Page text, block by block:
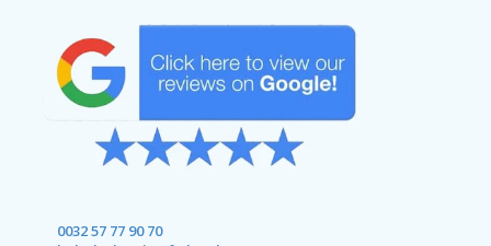
0032 57 77 90 70